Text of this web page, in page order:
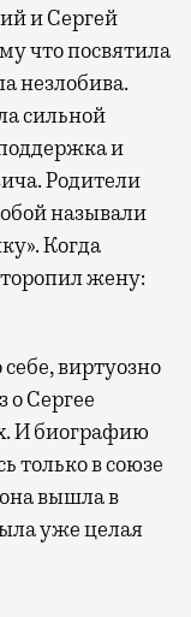
и Сергей
что посвятила
незлобива.
сильной
и
Родители
называли
Когда
жену:
виртуозно
о Сергее
И биографию
только в союзе
вышла в
уже целая